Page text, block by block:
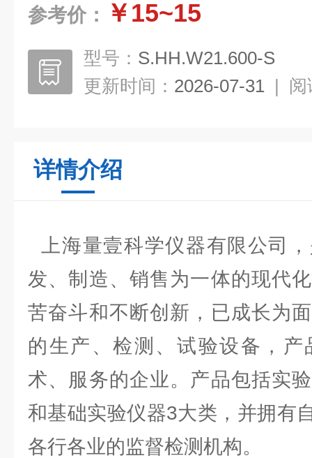
参考价： ￥15~15
型号： S.HH.W21.600-S
更新时间： 2026-07-31 | 阅
详情介绍
上海量壹科学仪器有限公司
发、制造、销售为一体的现代
苦奋斗和不断创新，已成长为
的生产、检测、试验设备，
术、服务的企业。产品包括实
和基础实验仪器3大类，并拥有
各行各业的监督检测机构。